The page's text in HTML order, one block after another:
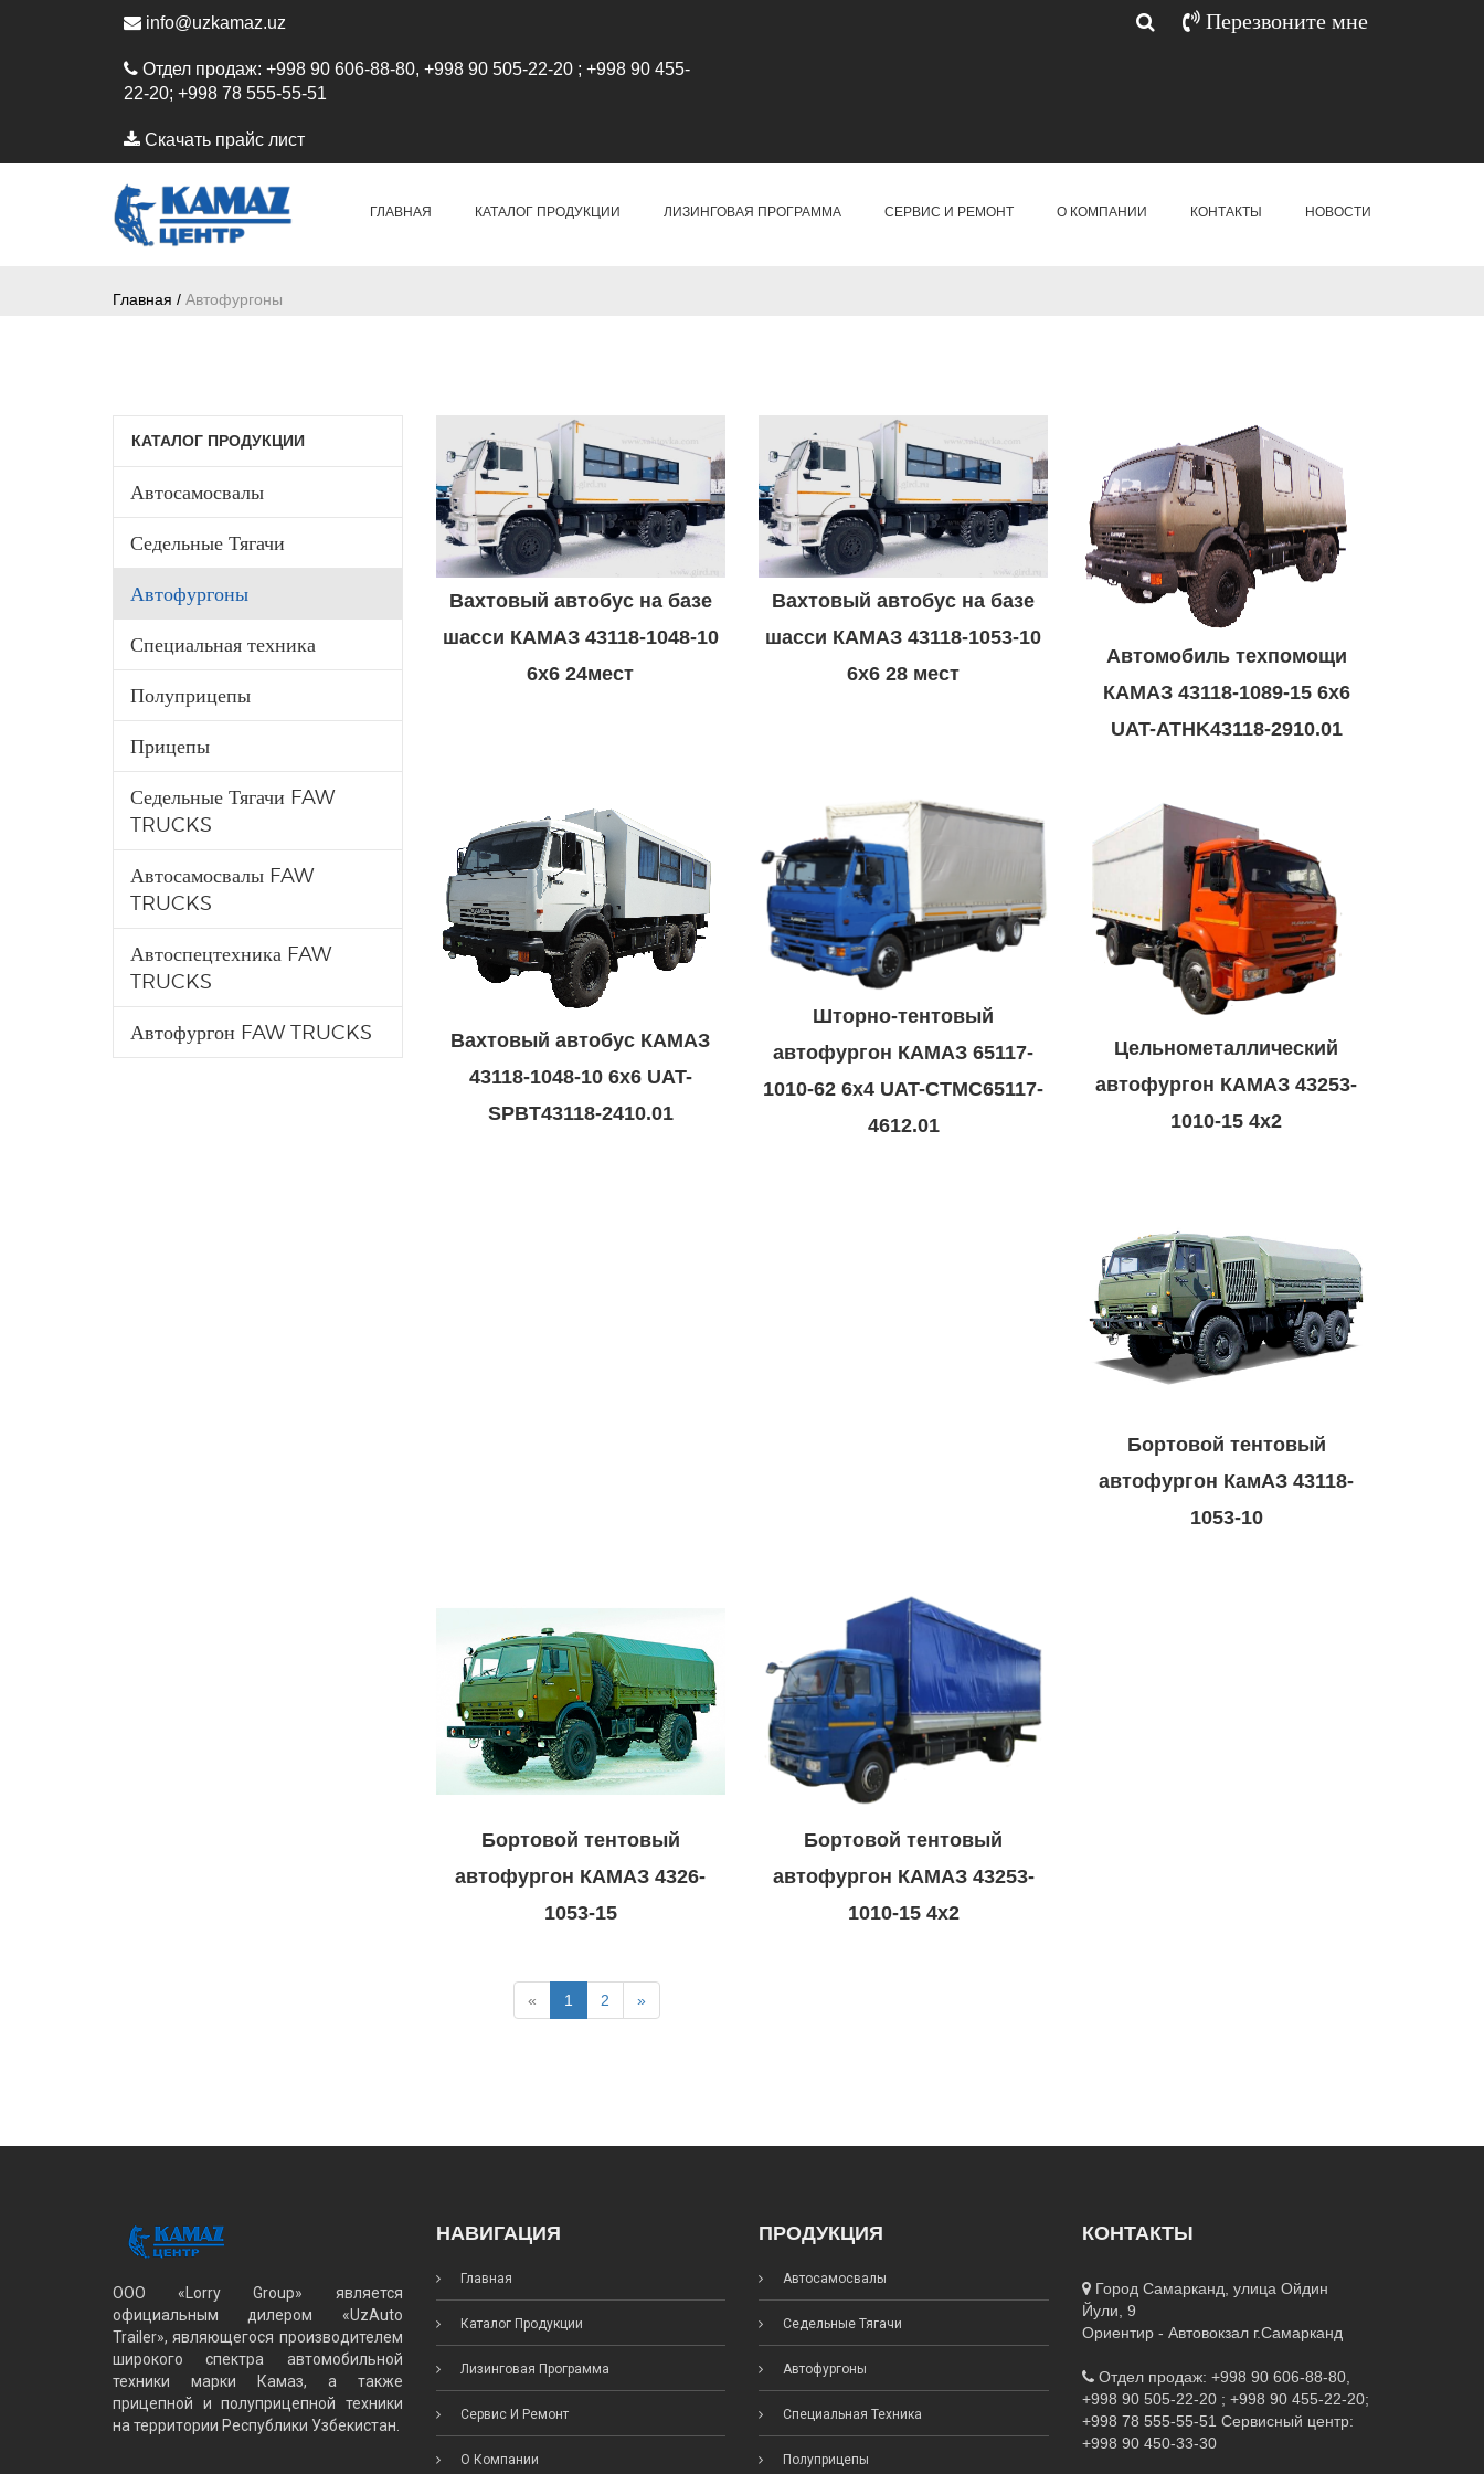
info@uzkamaz.uz
Отдел продаж: +998 90 606-88-80, +998 90 505-22-20 ; +998 90 455-
22-20; +998 78 555-55-51
Скачать прайс лист
Перезвоните мне
ГЛАВНАЯ КАТАЛОГ ПРОДУКЦИИ ЛИЗИНГОВАЯ ПРОГРАММА СЕРВИС И РЕМОНТ О КОМПАНИИ КОНТАКТЫ НОВОСТИ
Главная / Автофургоны
КАТАЛОГ ПРОДУКЦИИ
Автосамосвалы
Седельные Тягачи
Автофургоны
Специальная техника
Полуприцепы
Прицепы
Седельные Тягачи FAW
TRUCKS
Автосамосвалы FAW
TRUCKS
Автоспецтехника FAW
TRUCKS
Автофургон FAW TRUCKS
Вахтовый автобус на базе
шасси КАМАЗ 43118-1048-10
6х6 24мест
Вахтовый автобус на базе
шасси КАМАЗ 43118-1053-10
6х6 28 мест
Автомобиль техпомощи
КАМАЗ 43118-1089-15 6х6
UAT-ATHK43118-2910.01
Вахтовый автобус КАМАЗ
43118-1048-10 6х6 UAT-
SPBT43118-2410.01
Шторно-тентовый
автофургон КАМАЗ 65117-
1010-62 6х4 UAT-CTMС65117-
4612.01
Цельнометаллический
автофургон КАМАЗ 43253-
1010-15 4х2
Бортовой тентовый
автофургон КамАЗ 43118-
1053-10
Бортовой тентовый
автофургон КАМАЗ 4326-
1053-15
Бортовой тентовый
автофургон КАМАЗ 43253-
1010-15 4х2
« 1 2 »
ООО «Lorry Group» является
официальным дилером «UzAuto
Trailer», являющегося производителем
широкого спектра автомобильной
техники марки Камаз, а также
прицепной и полуприцепной техники
на территории Республики Узбекистан.
НАВИГАЦИЯ
Главная
Каталог Продукции
Лизинговая Программа
Сервис И Ремонт
О Компании
ПРОДУКЦИЯ
Автосамосвалы
Седельные Тягачи
Автофургоны
Специальная Техника
Полуприцепы
КОНТАКТЫ
Город Самарканд, улица Ойдин
Йули, 9
Ориентир - Автовокзал г.Самарканд
Отдел продаж: +998 90 606-88-80,
+998 90 505-22-20 ; +998 90 455-22-20;
+998 78 555-55-51 Сервисный центр:
+998 90 450-33-30